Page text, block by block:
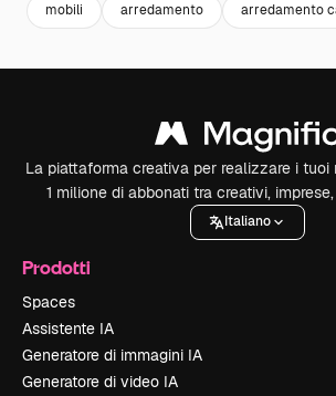
mobili arredamento arredamento
La piattaforma creativa per realizzare i tuoi
1 milione di abbonati tra creativi,
Italiano
Prodotti
Spaces
Assistente IA
Generatore di immagini IA
Generatore di video IA